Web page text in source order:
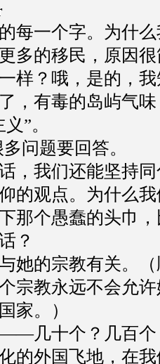
每一个字。为什
多的移民，原因
样？哦，是的，
，有毒的岛屿气
义”。
问题要回答。
，我们还能坚持
的观点。为什么
那个愚蠢的头巾
？
她的宗教有关。
宗教永远不会允
家。）
几十个？几百
的外国飞地，在